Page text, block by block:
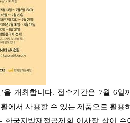
을 개최합니다. 접수기간은 7월 6일
에서 사용할 수 있는 제품으로 활용
한국지방재정공제회 이사장 상이
수